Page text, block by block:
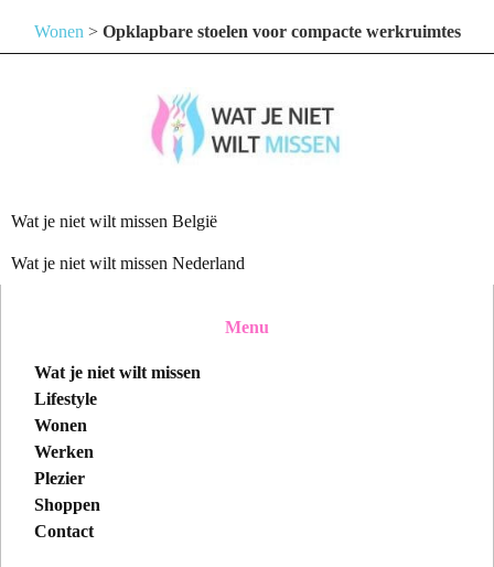
Wonen > Opklapbare stoelen voor compacte werkruimtes
Wat je niet wilt missen België
Wat je niet wilt missen Nederland
Menu
Wat je niet wilt missen
Lifestyle
Wonen
Werken
Plezier
Shoppen
Contact